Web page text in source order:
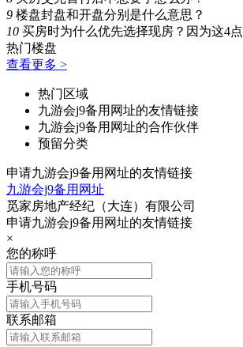
9 楼盘封盘和开盘分别是什么意思？
10 买房时为什么优先选择现房？因为这4点
热门楼盘
查看更多 >
热门区域
九游会j9备用网址的友情链接
九游会j9备用网址的合作伙伴
预留分类
申请九游会j9备用网址的友情链接
九游会j9备用网址
觅家房地产经纪（大连）有限公司
申请九游会j9备用网址的友情链接
×
您的称呼
手机号码
联系邮箱